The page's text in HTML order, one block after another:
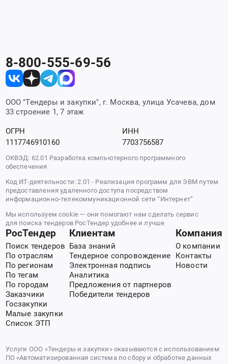
8-800-555-69-56
ООО "Тендеры и закупки", г. Москва, улица Усачева, дом
33 строение 1, 7 этаж
ОГРН
1117746910160
ИНН
7703756587
ОКВЭД: 62.01 Разработка компьютерного программного
обеспечения
Код ИТ-деятельности: 2.01 - Реализация программ для ЭВМ путем
предоставления удаленного доступа посредством
информационно-телекоммуникационной сети “Интернет”
Мы используем cookie — они помогают нам сделать сервис
для поиска тендеров РосТендер удобнее и лучше
РосТендер
Поиск тендеров
По отраслям
По регионам
По тегам
По городам
Заказчики
Госзакупки
Малые закупки
Список ЭТП
Клиентам
База знаний
Тендерное сопровождение
Электронная подпись
Аналитика
Предложения от партнеров
Победители тендеров
Компания
О компании
Контакты
Новости
Услуги ООО «Тендеры и закупки» оказываются с использованием
ПО «Автоматизированная система по сбору и обработке данных